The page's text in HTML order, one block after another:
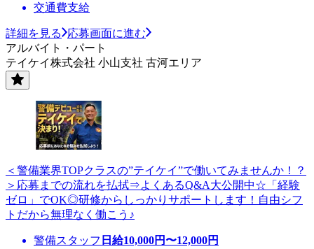
交通費支給
詳細を見る
応募画面に進む
アルバイト・パート
テイケイ株式会社 小山支社 古河エリア
＜警備業界TOPクラスの”テイケイ”で働いてみませんか！？
＞応募までの流れを払拭⇒よくあるQ&A大公開中☆「経験
ゼロ」でOK◎研修からしっかりサポートします！自由シフ
トだから無理なく働こう♪
警備スタッフ 日給10,000円〜12,000円